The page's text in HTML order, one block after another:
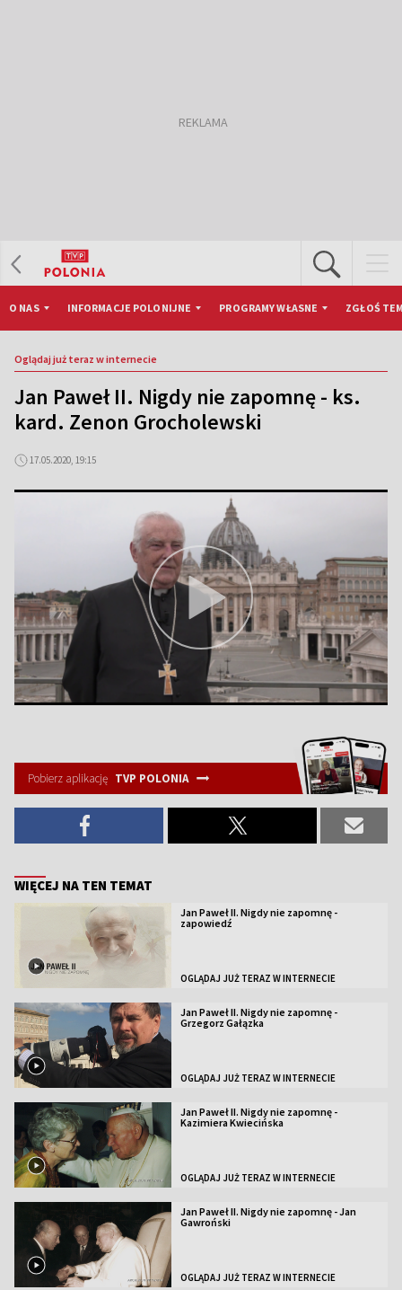
O NAS INFORMACJE POLONIJNE PROGRAMY WŁASNE ZGŁOŚ
Oglądaj już teraz w internecie
Jan Paweł II. Nigdy nie zapomnę - ks.
kard. Zenon Grocholewski
17.05.2020, 19:15
Pobierz aplikację TVP POLONIA
WIĘCEJ NA TEN TEMAT
Jan Paweł II. Nigdy nie zapomnę -
zapowiedź
OGLĄDAJ JUŻ TERAZ W INTERNECIE
Jan Paweł II. Nigdy nie zapomnę -
Grzegorz Gałązka
OGLĄDAJ JUŻ TERAZ W INTERNECIE
Jan Paweł II. Nigdy nie zapomnę -
Kazimiera Kwiecińska
OGLĄDAJ JUŻ TERAZ W INTERNECIE
Jan Paweł II. Nigdy nie zapomnę - Jan
Gawroński
OGLĄDAJ JUŻ TERAZ W INTERNECIE